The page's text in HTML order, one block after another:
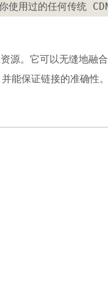
使用过的任何传统
源。它可以无缝地融
能保证链接的准确性。